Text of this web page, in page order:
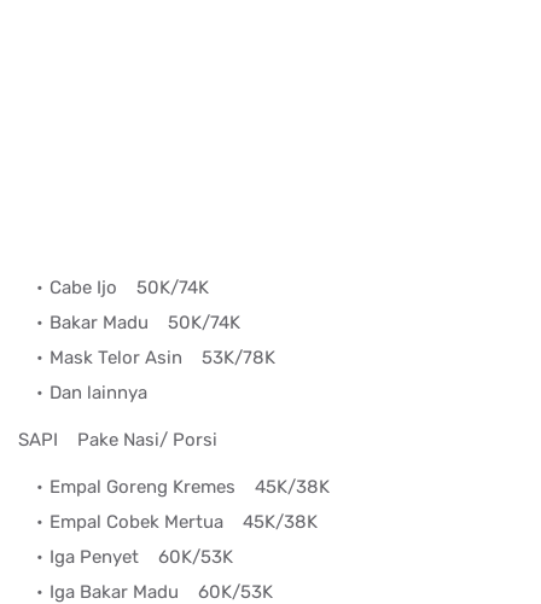
Cabe Ijo 50K/74K
Bakar Madu 50K/74K
Mask Telor Asin 53K/78K
Dan lainnya
SAPI Pake Nasi/ Porsi
Empal Goreng Kremes 45K/38K
Empal Cobek Mertua 45K/38K
Iga Penyet 60K/53K
Iga Bakar Madu 60K/53K